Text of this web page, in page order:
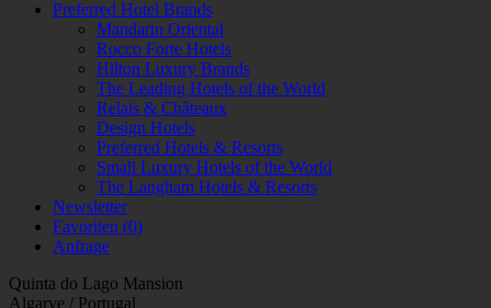
Preferred Hotel Brands
Mandarin Oriental
Rocco Forte Hotels
Hilton Luxury Brands
The Leading Hotels of the World
Relais & Châteaux
Design Hotels
Preferred Hotels & Resorts
Small Luxury Hotels of the World
The Langham Hotels & Resorts
Newsletter
Favoriten (0)
Anfrage
Quinta do Lago Mansion
Algarve / Portugal